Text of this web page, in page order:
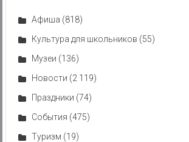
Афиша (818)
Культура для школьников (55)
Музеи (136)
Новости (2 119)
Праздники (74)
События (475)
Туризм (19)